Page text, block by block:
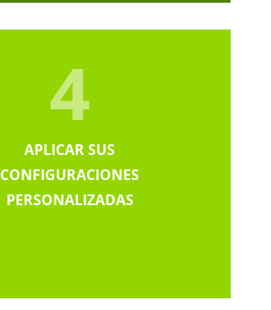
4
APLICAR SUS
CONFIGURACIONES
PERSONALIZADAS